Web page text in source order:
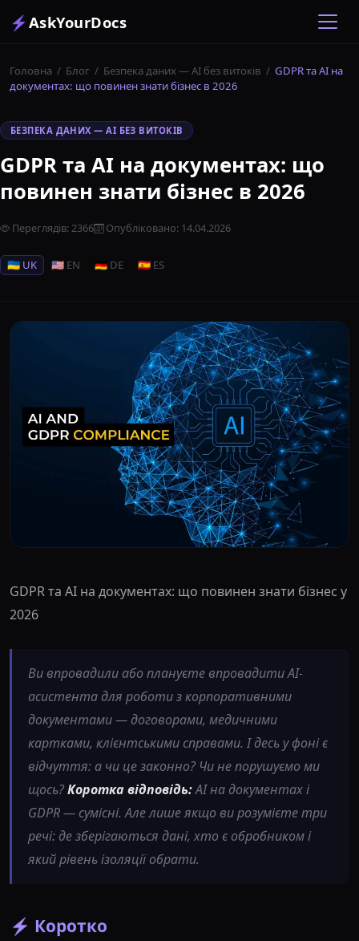
⚡ AskYourDocs
Головна / Блог / Безпека даних — AI без витоків / GDPR та AI на
документах: що повинен знати бізнес в 2026
БЕЗПЕКА ДАНИХ — AI БЕЗ ВИТОКІВ
GDPR та AI на документах: що
повинен знати бізнес в 2026
Переглядів:2366 Опубліковано: 14.04.2026
🇺🇦 UK 🇺🇸 EN 🇩🇪 DE 🇪🇸 ES
GDPR та AI на документах: що повинен знати бізнес у
2026
Ви впровадили або плануєте впровадити AI-
асистента для роботи з корпоративними
документами — договорами, медичними
картками, клієнтськими справами. І десь у фоні є
відчуття: а чи це законно? Чи не порушуємо ми
щось?Коротка відповідь:AI на документах і
GDPR — сумісні. Але лише якщо ви розумієте три
речі: де зберігаються дані, хто є обробником і
який рівень ізоляції обрати.
⚡ Коротко